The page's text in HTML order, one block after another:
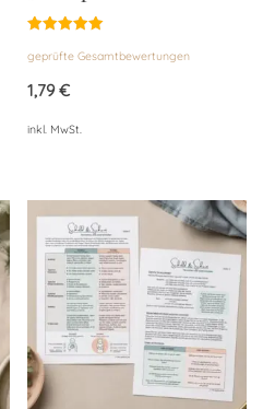
mit
von 5
geprüfte Gesamtbewertungen
1,79€
inkl. MwSt.